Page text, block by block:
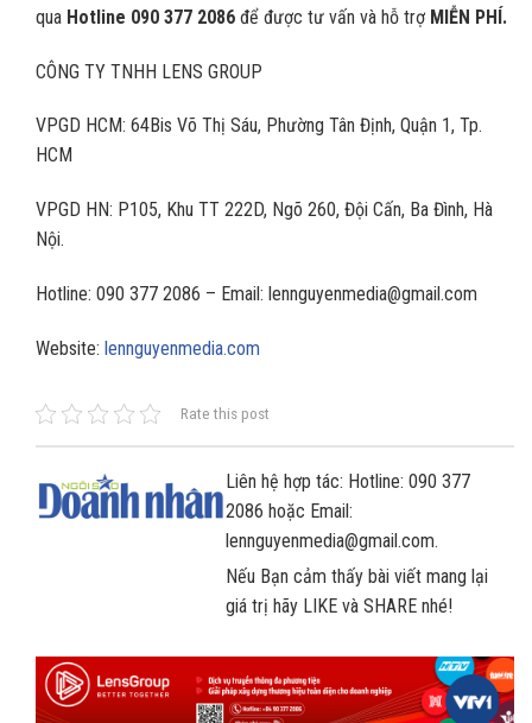
qua Hotline 090 377 2086 để được tư vấn và hỗ trợ MIỄN PHÍ.
CÔNG TY TNHH LENS GROUP
VPGD HCM: 64Bis Võ Thị Sáu, Phường Tân Định, Quận 1, Tp.
HCM
VPGD HN: P105, Khu TT 222D, Ngõ 260, Đội Cấn, Ba Đình, Hà
Nội.
Hotline: 090 377 2086 – Email: lennguyenmedia@gmail.com
Website: lennguyenmedia.com
Rate this post
Liên hệ hợp tác: Hotline: 090 377
2086 hoặc Email:
lennguyenmedia@gmail.com.
Nếu Bạn cảm thấy bài viết mang lại
giá trị hãy LIKE và SHARE nhé!